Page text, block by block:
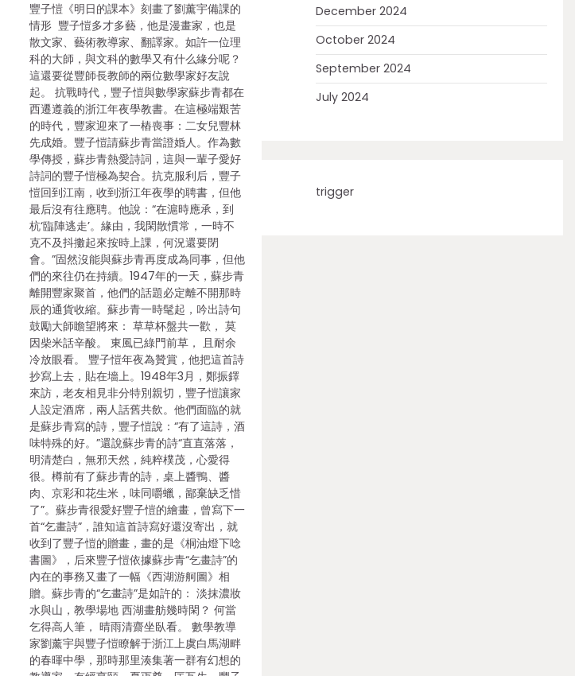
豐子愷《明日的課本》刻畫了劉薰宇備課的
情形 豐子愷多才多藝，他是漫畫家，也是
散文家、藝術教導家、翻譯家。如許一位理
科的大師，與文科的數學又有什么緣分呢？
這還要從豐師長教師的兩位數學家好友說
起。 抗戰時代，豐子愷與數學家蘇步青都在
西遷遵義的浙江年夜學教書。在這極端艱苦
的時代，豐家迎來了一樁喪事：二女兒豐林
先成婚。豐子愷請蘇步青當證婚人。作為數
學傳授，蘇步青熱愛詩詞，這與一輩子愛好
詩詞的豐子愷極為契合。抗克服利后，豐子
愷回到江南，收到浙江年夜學的聘書，但他
最后沒有往應聘。他說：“在滬時應承，到
杭‘臨陣逃走’。緣由，我閑散慣常，一時不
克不及抖擻起來按時上課，何況還要閉
會。”固然沒能與蘇步青再度成為同事，但他
們的來往仍在持續。1947年的一天，蘇步青
離開豐家聚首，他們的話題必定離不開那時
辰的通貨收縮。蘇步青一時髦起，吟出詩句
鼓勵大師瞻望將來： 草草杯盤共一歡， 莫
因柴米話辛酸。 東風已綠門前草， 且耐余
冷放眼看。 豐子愷年夜為贊賞，他把這首詩
抄寫上去，貼在墻上。1948年3月，鄭振鐸
來訪，老友相見非分特別親切，豐子愷讓家
人設定酒席，兩人話舊共飲。他們面臨的就
是蘇步青寫的詩，豐子愷說：“有了這詩，酒
味特殊的好。”還說蘇步青的詩“直直落落，
明清楚白，無邪天然，純粹樸茂，心愛得
很。樽前有了蘇步青的詩，桌上醬鴨、醬
肉、京彩和花生米，味同嚼蠟，鄙棄缺乏惜
了”。蘇步青很愛好豐子愷的繪畫，曾寫下一
首“乞畫詩”，誰知這首詩寫好還沒寄出，就
收到了豐子愷的贈畫，畫的是《桐油燈下唸
書圖》，后來豐子愷依據蘇步青“乞畫詩”的
內在的事務又畫了一幅《西湖游舸圖》相
贈。蘇步青的“乞畫詩”是如許的： 淡抹濃妝
水與山，教學場地 西湖畫舫幾時閑？ 何當
乞得高人筆， 晴雨清齋坐臥看。 數學教導
家劉薰宇與豐子愷瞭解于浙江上虞白馬湖畔
的春暉中學，那時那里湊集著一群有幻想的
December 2024
October 2024
September 2024
July 2024
trigger